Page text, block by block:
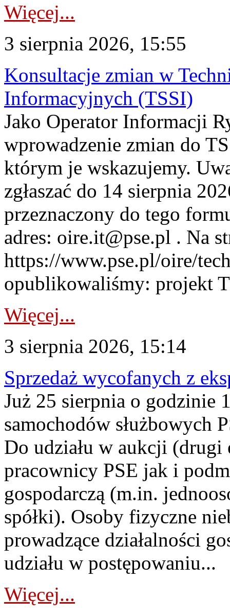
Więcej...
3 sierpnia 2026, 15:55
Konsultacje zmian w
Informacyjnych (TSSI)
Jako Operator Informacji
wprowadzenie zmian do
którym je wskazujemy.
zgłaszać do 14 sierpnia
przeznaczony do tego
adres: oire.it@pse.pl . Na
https://www.pse.pl/oire/
opublikowaliśmy: projekt
Więcej...
3 sierpnia 2026, 15:14
Sprzedaż wycofanych z
Już 25 sierpnia o godzinie
samochodów służbowych
Do udziału w aukcji (drugi
pracownicy PSE jak i
gospodarczą (m.in.
spółki). Osoby fizyczne
prowadzące działalności
udziału w postępowaniu...
Więcej...